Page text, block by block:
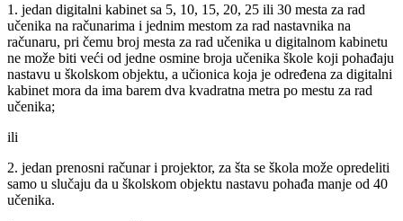
1. jedan digitalni kabinet sa 5, 10, 15, 20, 25 ili 30 mesta za rad
učenika na računarima i jednim mestom za rad nastavnika na
računaru, pri čemu broj mesta za rad učenika u digitalnom kabinetu
ne može biti veći od jedne osmine broja učenika škole koji pohađaju
nastavu u školskom objektu, a učionica koja je određena za digitalni
kabinet mora da ima barem dva kvadratna metra po mestu za rad
učenika;
ili
2. jedan prenosni računar i projektor, za šta se škola može opredeliti
samo u slučaju da u školskom objektu nastavu pohađa manje od 40
učenika.